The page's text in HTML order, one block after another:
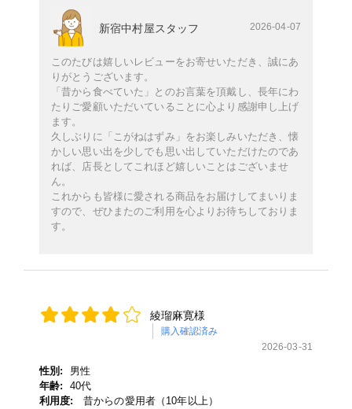
新宿中村屋スタッフ 2026-04-07
このたびは嬉しいレビューをお寄せいただき、誠にあ
りがとうございます。
「昔から食べていた」とのお言葉を頂戴し、長年にわ
たりご愛顧いただいていることに心より感謝申し上げ
ます。
久しぶりに「こがねはずみ」をお楽しみいただき、懐
かしい思い出を少しでも思い出していただけたのであ
れば、店長としてこれほど嬉しいことはございませ
ん。
これからも皆様に愛される商品をお届けしてまいりま
すので、ぜひまたのご利用を心よりお待ちしておりま
す。
綾瑠麻寛様
購入確認済み
2026-03-31
性別:
男性
年齢:
40代
利用度:
昔からの愛用者（10年以上）